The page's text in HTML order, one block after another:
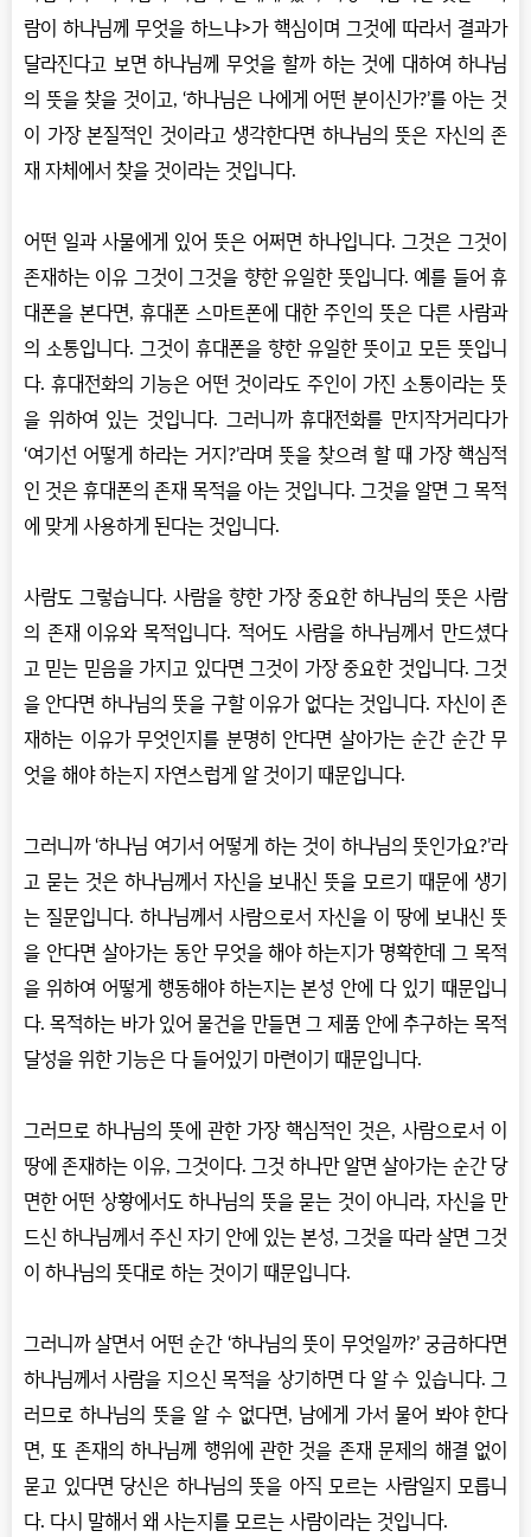
람이 하나님께 무엇을 하느냐>가 핵심이며 그것에 따라서 결과가
달라진다고 보면 하나님께 무엇을 할까 하는 것에 대하여 하나님
의 뜻을 찾을 것이고, ‘하나님은 나에게 어떤 분이신가?’를 아는 것
이 가장 본질적인 것이라고 생각한다면 하나님의 뜻은 자신의 존
재 자체에서 찾을 것이라는 것입니다.
어떤 일과 사물에게 있어 뜻은 어쩌면 하나입니다. 그것은 그것이
존재하는 이유 그것이 그것을 향한 유일한 뜻입니다. 예를 들어 휴
대폰을 본다면, 휴대폰 스마트폰에 대한 주인의 뜻은 다른 사람과
의 소통입니다. 그것이 휴대폰을 향한 유일한 뜻이고 모든 뜻입니
다. 휴대전화의 기능은 어떤 것이라도 주인이 가진 소통이라는 뜻
을 위하여 있는 것입니다. 그러니까 휴대전화를 만지작거리다가
‘여기선 어떻게 하라는 거지?’라며 뜻을 찾으려 할 때 가장 핵심적
인 것은 휴대폰의 존재 목적을 아는 것입니다. 그것을 알면 그 목적
에 맞게 사용하게 된다는 것입니다.
사람도 그렇습니다. 사람을 향한 가장 중요한 하나님의 뜻은 사람
의 존재 이유와 목적입니다. 적어도 사람을 하나님께서 만드셨다
고 믿는 믿음을 가지고 있다면 그것이 가장 중요한 것입니다. 그것
을 안다면 하나님의 뜻을 구할 이유가 없다는 것입니다. 자신이 존
재하는 이유가 무엇인지를 분명히 안다면 살아가는 순간 순간 무
엇을 해야 하는지 자연스럽게 알 것이기 때문입니다.
그러니까 ‘하나님 여기서 어떻게 하는 것이 하나님의 뜻인가요?’라
고 묻는 것은 하나님께서 자신을 보내신 뜻을 모르기 때문에 생기
는 질문입니다. 하나님께서 사람으로서 자신을 이 땅에 보내신 뜻
을 안다면 살아가는 동안 무엇을 해야 하는지가 명확한데 그 목적
을 위하여 어떻게 행동해야 하는지는 본성 안에 다 있기 때문입니
다. 목적하는 바가 있어 물건을 만들면 그 제품 안에 추구하는 목적
달성을 위한 기능은 다 들어있기 마련이기 때문입니다.
그러므로 하나님의 뜻에 관한 가장 핵심적인 것은, 사람으로서 이
땅에 존재하는 이유, 그것이다. 그것 하나만 알면 살아가는 순간 당
면한 어떤 상황에서도 하나님의 뜻을 묻는 것이 아니라, 자신을 만
드신 하나님께서 주신 자기 안에 있는 본성, 그것을 따라 살면 그것
이 하나님의 뜻대로 하는 것이기 때문입니다.
그러니까 살면서 어떤 순간 ‘하나님의 뜻이 무엇일까?’ 궁금하다면
하나님께서 사람을 지으신 목적을 상기하면 다 알 수 있습니다. 그
러므로 하나님의 뜻을 알 수 없다면, 남에게 가서 물어 봐야 한다
면, 또 존재의 하나님께 행위에 관한 것을 존재 문제의 해결 없이
묻고 있다면 당신은 하나님의 뜻을 아직 모르는 사람일지 모릅니
다. 다시 말해서 왜 사는지를 모르는 사람이라는 것입니다.